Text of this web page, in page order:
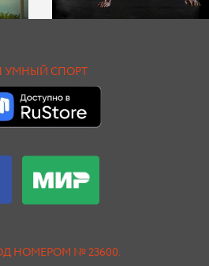
УМНЫЙ СПОРТ
НОМЕРОМ № 23600.